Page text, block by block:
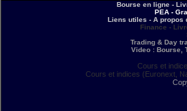
Bourse en ligne -
PEA -
Liens utiles - A propos
Finance -
Trading & Day
Video : Bourse,
Cours et
Cours et indices (Euronext,